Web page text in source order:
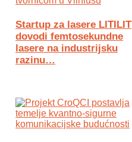
Startup za lasere LITILIT
dovodi femtosekundne
lasere na industrijsku
razinu…